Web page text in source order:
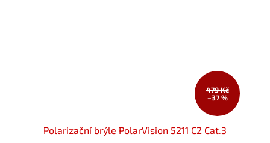
479 Kč
–37 %
Polarizační brýle PolarVision 5211 C2 Cat.3